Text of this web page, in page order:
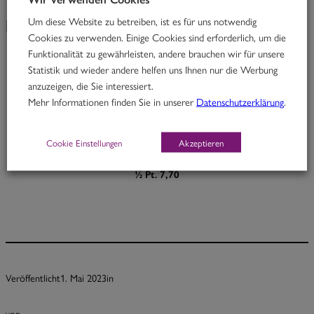
KW 18/23
Rindfleisch in Ingwer-Kokoscurry mit Cashewnüssen & Zucchini
½ Pt. 7,70
Veröffentlicht1. Mai 2023in
Um diese Website zu betreiben, ist es für uns notwendig
Cookies zu verwenden. Einige Cookies sind erforderlich, um die
Funktionalität zu gewährleisten, andere brauchen wir für unsere
Statistik und wieder andere helfen uns Ihnen nur die Werbung
anzuzeigen, die Sie interessiert.
Mehr Informationen finden Sie in unsererDatenschutzerklärung
Cookie Einstellungen Akzeptieren